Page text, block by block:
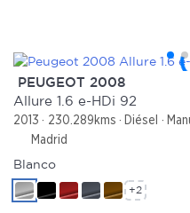
PEUGEOT 2008
Allure 1.6 e-HDi 92
2013 230.289kms Diésel
Madrid
Blanco
+2